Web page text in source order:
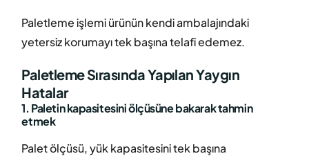
Paletleme işlemi ürünün kendi ambalajındaki
yetersiz korumayı tek başına telafi edemez.
Paletleme Sırasında Yapılan Yaygın
Hatalar
1. Paletin kapasitesini ölçüsüne bakarak tahmin
etmek
Palet ölçüsü, yük kapasitesini tek başına